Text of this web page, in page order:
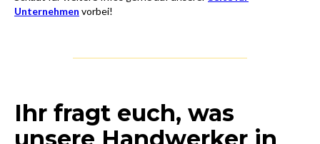
Unternehmen vorbei!
Ihr fragt euch, was